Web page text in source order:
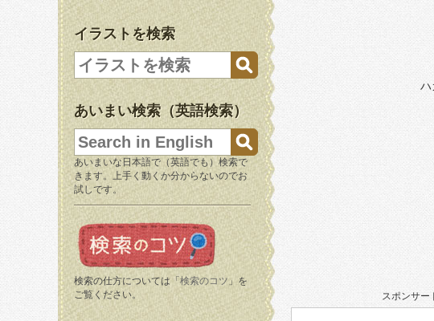
イラストを検索
あいまい検索（英語検索）
あいまいな日本語で（英語でも）検索で
きます。上手く動くか分からないのでお
試しです。
検索の仕方については「 検索のコツ 」を
ご覧ください。
ハ
スポンサー